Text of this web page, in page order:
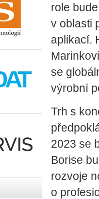
role
v oblasti
aplikací.
se
výrobní
Trh s
2023 se
Borise
rozvoje
o